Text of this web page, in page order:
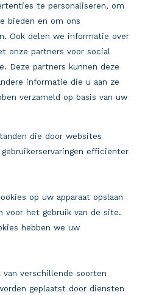
te personaliseren, om
bieden en om ons
Ook delen we informatie over
onze partners voor social
Deze partners kunnen deze
informatie die u aan ze
verzameld op basis van uw
die door websites
efficiënter
op uw apparaat opslaan
voor het gebruik van de site.
hebben we uw
verschillende soorten
geplaatst door diensten